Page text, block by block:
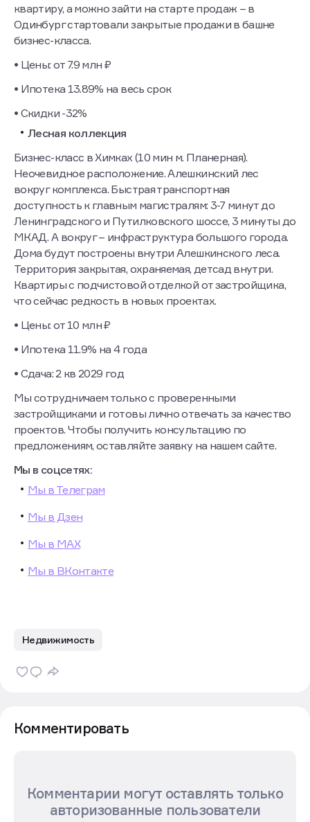
квартиру, а можно зайти на старте продаж – в
Одинбург стартовали закрытые продажи в башне
бизнес-класса.
• Цены: от 7.9 млн ₽
• Ипотека 13.89% на весь срок
• Скидки -32%
Лесная коллекция
Бизнес-класс в Химках (10 мин м. Планерная).
Неочевидное расположение. Алешкинский лес
вокруг комплекса. Быстрая транспортная
доступность к главным магистралям: 3-7 минут до
Ленинградского и Путилковского шоссе, 3 минуты до
МКАД. А вокруг – инфраструктура большого города.
Дома будут построены внутри Алешкинского леса.
Территория закрытая, охраняемая, детсад внутри.
Квартиры с подчистовой отделкой от застройщика,
что сейчас редкость в новых проектах.
• Цены: от 10 млн ₽
• Ипотека 11.9% на 4 года
• Сдача: 2 кв 2029 год
Мы сотрудничаем только с проверенными
застройщиками и готовы лично отвечать за качество
проектов. Чтобы получить консультацию по
предложениям, оставляйте заявку на нашем сайте.
Мы в соцсетях:
Мы в Телеграм
Мы в Дзен
Мы в МАХ
Мы в ВКонтакте
Недвижимость
Комментировать
Комментарии могут оставлять только
авторизованные пользователи